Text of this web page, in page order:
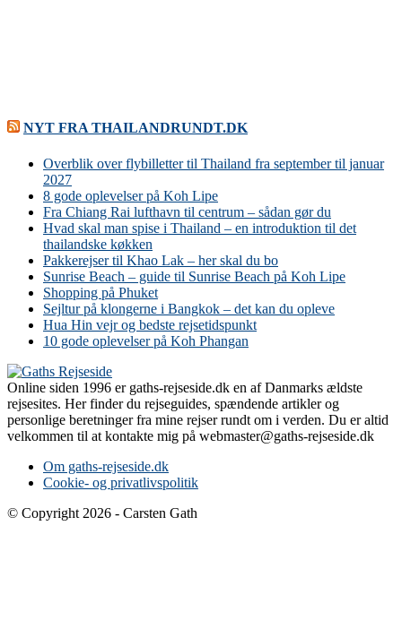
NYT FRA THAILANDRUNDT.DK
Overblik over flybilletter til Thailand fra september til januar
2027
8 gode oplevelser på Koh Lipe
Fra Chiang Rai lufthavn til centrum – sådan gør du
Hvad skal man spise i Thailand – en introduktion til det
thailandske køkken
Pakkerejser til Khao Lak – her skal du bo
Sunrise Beach – guide til Sunrise Beach på Koh Lipe
Shopping på Phuket
Sejltur på klongerne i Bangkok – det kan du opleve
Hua Hin vejr og bedste rejsetidspunkt
10 gode oplevelser på Koh Phangan
Online siden 1996 er gaths-rejseside.dk en af Danmarks ældste
rejsesites. Her finder du rejseguides, spændende artikler og
personlige beretninger fra mine rejser rundt om i verden. Du er altid
velkommen til at kontakte mig på webmaster@gaths-rejseside.dk
Om gaths-rejseside.dk
Cookie- og privatlivspolitik
© Copyright 2026 - Carsten Gath